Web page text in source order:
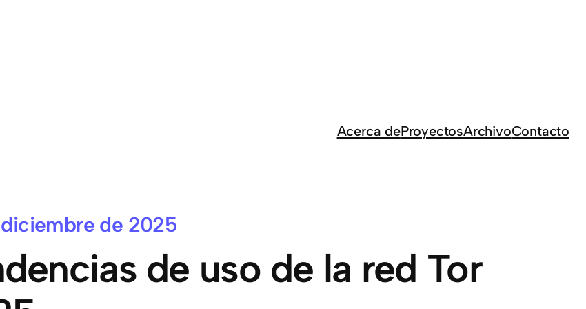
Acerca deProyectosArchivoContacto
de 2025
de uso de la red Tor